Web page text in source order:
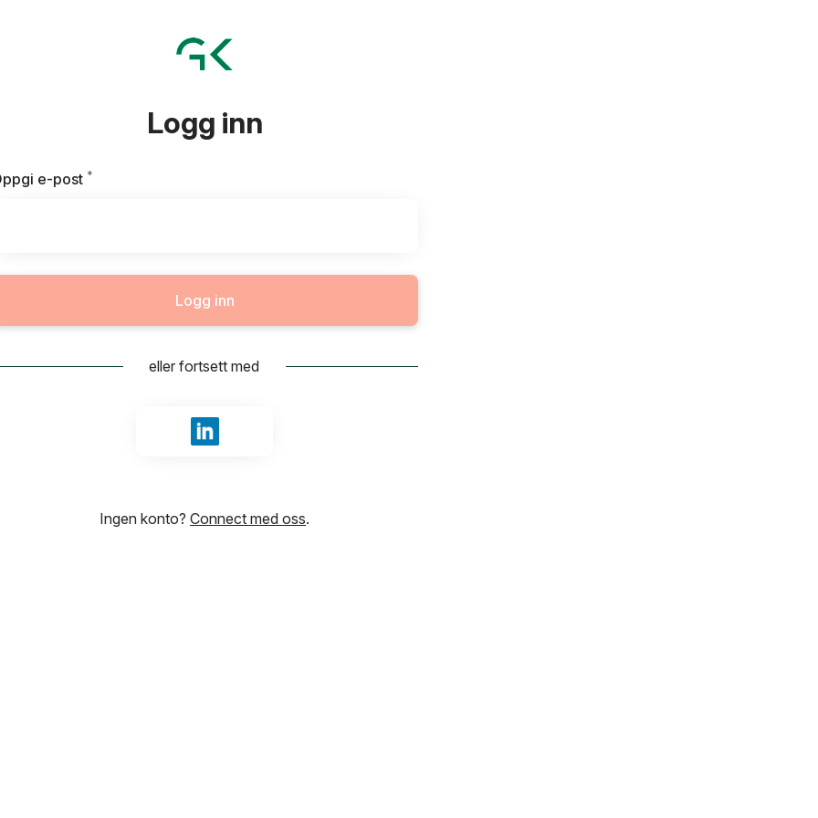
Logg inn
e-post *
Logg inn
eller fortsett med
Logg inn med LinkedIn
Ingen konto? Connect med oss.